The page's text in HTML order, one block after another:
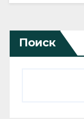
Поиск